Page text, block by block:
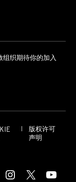
织期待你的加入
版权许可
声明
Instagram X YouTube